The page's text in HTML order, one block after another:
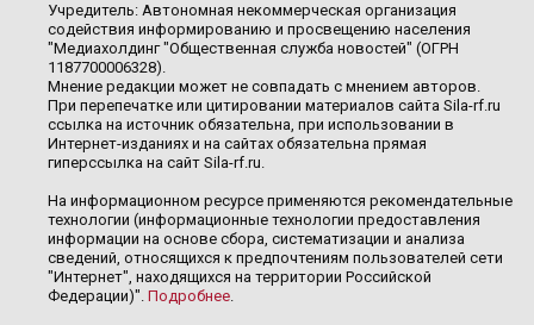
Учредитель: Автономная некоммерческая организация
содействия информированию и просвещению населения
"Медиахолдинг "Общественная служба новостей" (ОГРН
1187700006328).
Мнение редакции может не совпадать с мнением авторов.
При перепечатке или цитировании материалов сайта Sila-rf.ru
ссылка на источник обязательна, при использовании в
Интернет-изданиях и на сайтах обязательна прямая
гиперссылка на сайт Sila-rf.ru.
На информационном ресурсе применяются рекомендательные
технологии (информационные технологии предоставления
информации на основе сбора, систематизации и анализа
сведений, относящихся к предпочтениям пользователей сети
"Интернет", находящихся на территории Российской
Федерации)". Подробнее.